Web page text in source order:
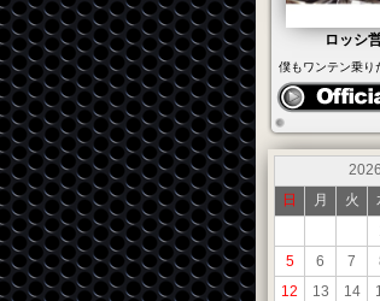
ロッシ
僕もワンテン乗り
日
月 火
5
6 7
12
13 14